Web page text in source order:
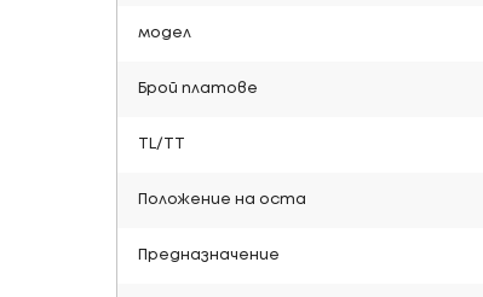
модел
Брой платове
TL/TT
Положение на оста
Предназначение